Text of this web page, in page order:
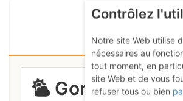
Gorges de
Contrôlez
Notre site Web utilise
nécessaires au
tout moment, en
site Web et de vous
refuser tous ou bien